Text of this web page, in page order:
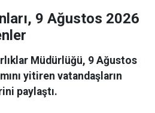
9 Ağustos 2026
Müdürlüğü, 9 Ağustos
yitiren vatandaşların
paylaştı.